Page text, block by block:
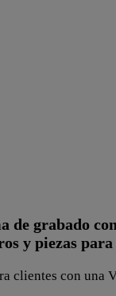
de grabado
y piezas
clientes con una